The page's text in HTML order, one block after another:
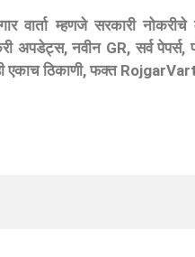
वार्ता म्हणजे सरकारी नोकरीचे
अपडेट्स, नवीन GR, सर्व पेपर्स,
एकाच ठिकाणी, फक्त